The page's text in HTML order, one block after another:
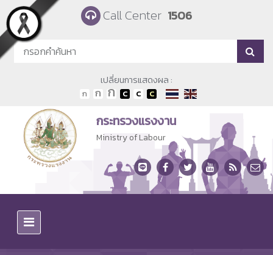
Skip to main content Call Center 1506
เปลี่ยนการแสดงผล :
กระทรวงแรงงาน
Ministry of Labour